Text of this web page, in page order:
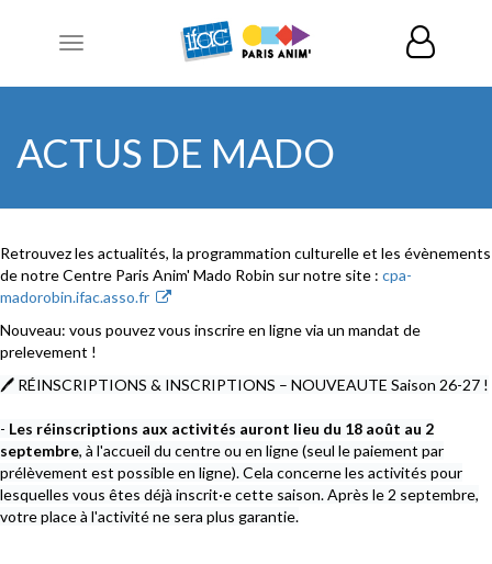
Toggle
ACTUS DE MADO
Retrouvez les actualités, la programmation culturelle et les évènements
de notre Centre Paris Anim' Mado Robin sur notre site : cpa-
madorobin.ifac.asso.fr
Nouveau: vous pouvez vous inscrire en ligne via un mandat de
prelevement !
🖊️ RÉINSCRIPTIONS & INSCRIPTIONS – NOUVEAUTE Saison 26-27 !
- Les réinscriptions aux activités auront lieu du 18 août au 2
septembre, à l'accueil du centre ou en ligne (seul le paiement par
prélèvement est possible en ligne). Cela concerne les activités pour
lesquelles vous êtes déjà inscrit·e cette saison. Après le 2 septembre,
votre place à l'activité ne sera plus garantie.